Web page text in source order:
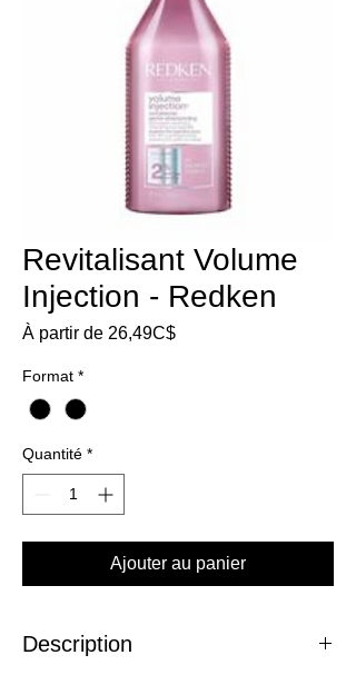
Revitalisant Volume
Injection - Redken
À partir de 26,49C$Prix
Format *
Quantité *
Ajouter au panier
Description